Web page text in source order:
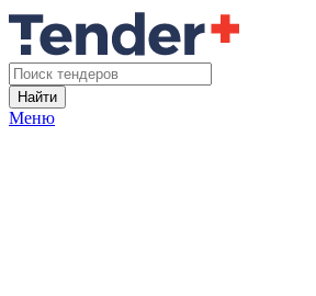
Найти
Меню